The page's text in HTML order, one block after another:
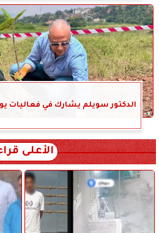
الدكتور سويلم يشارك في فعاليات
الأعلى